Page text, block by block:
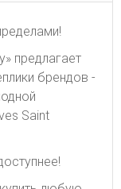
предлагает
брендов -
Saint